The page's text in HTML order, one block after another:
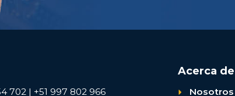
702 | +51 997 802 966
Acerca de
Nosotros